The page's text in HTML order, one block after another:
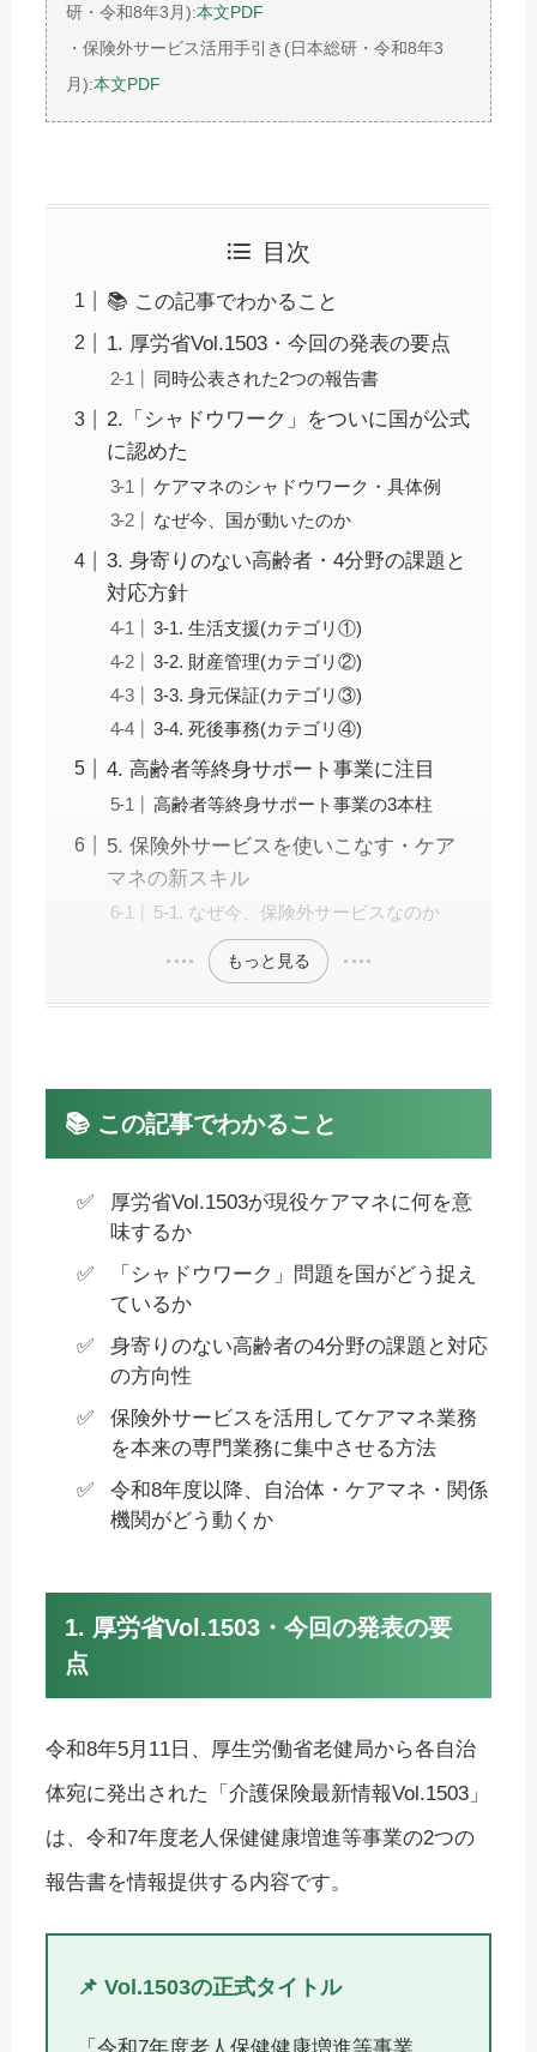
研・令和8年3月):本文PDF
・保険外サービス活用手引き(日本総研・令和8年3
月):本文PDF
目次
📚 この記事でわかること
1. 厚労省Vol.1503・今回の発表の要点
同時公表された2つの報告書
2.「シャドウワーク」をついに国が公式
に認めた
ケアマネのシャドウワーク・具体例
なぜ今、国が動いたのか
3. 身寄りのない高齢者・4分野の課題と
対応方針
3-1. 生活支援(カテゴリ①)
3-2. 財産管理(カテゴリ②)
3-3. 身元保証(カテゴリ③)
3-4. 死後事務(カテゴリ④)
4. 高齢者等終身サポート事業に注目
高齢者等終身サポート事業の3本柱
5. 保険外サービスを使いこなす・ケア
マネの新スキル
5-1. なぜ今、保険外サービスなのか
もっと見る
📚 この記事でわかること
厚労省Vol.1503が現役ケアマネに何を意
味するか
「シャドウワーク」問題を国がどう捉え
ているか
身寄りのない高齢者の4分野の課題と対応
の方向性
保険外サービスを活用してケアマネ業務
を本来の専門業務に集中させる方法
令和8年度以降、自治体・ケアマネ・関係
機関がどう動くか
1. 厚労省Vol.1503・今回の発表の要
点
令和8年5月11日、厚生労働省老健局から各自治
体宛に発出された「介護保険最新情報Vol.1503」
は、令和7年度老人保健健康増進等事業の2つの
報告書を情報提供する内容です。
📌 Vol.1503の正式タイトル